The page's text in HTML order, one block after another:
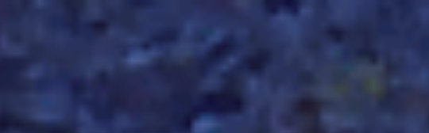
ング 慶良間諸島スノーケリング
ス アドバンスドオープンウォーターコース
体験ダイビングなど